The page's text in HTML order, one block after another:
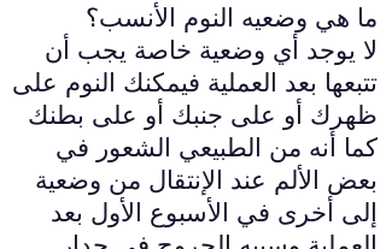
ما هي وضعيه النوم الأنسب؟
لا يوجد أي وضعية خاصة يجب أن
تتبعها بعد العملية فيمكنك النوم على
ظهرك أو على جنبك أو على بطنك
كما أنه من الطبيعي الشعور في
بعض الألم عند الإنتقال من وضعية
إلى أخرى في الأسبوع الأول بعد